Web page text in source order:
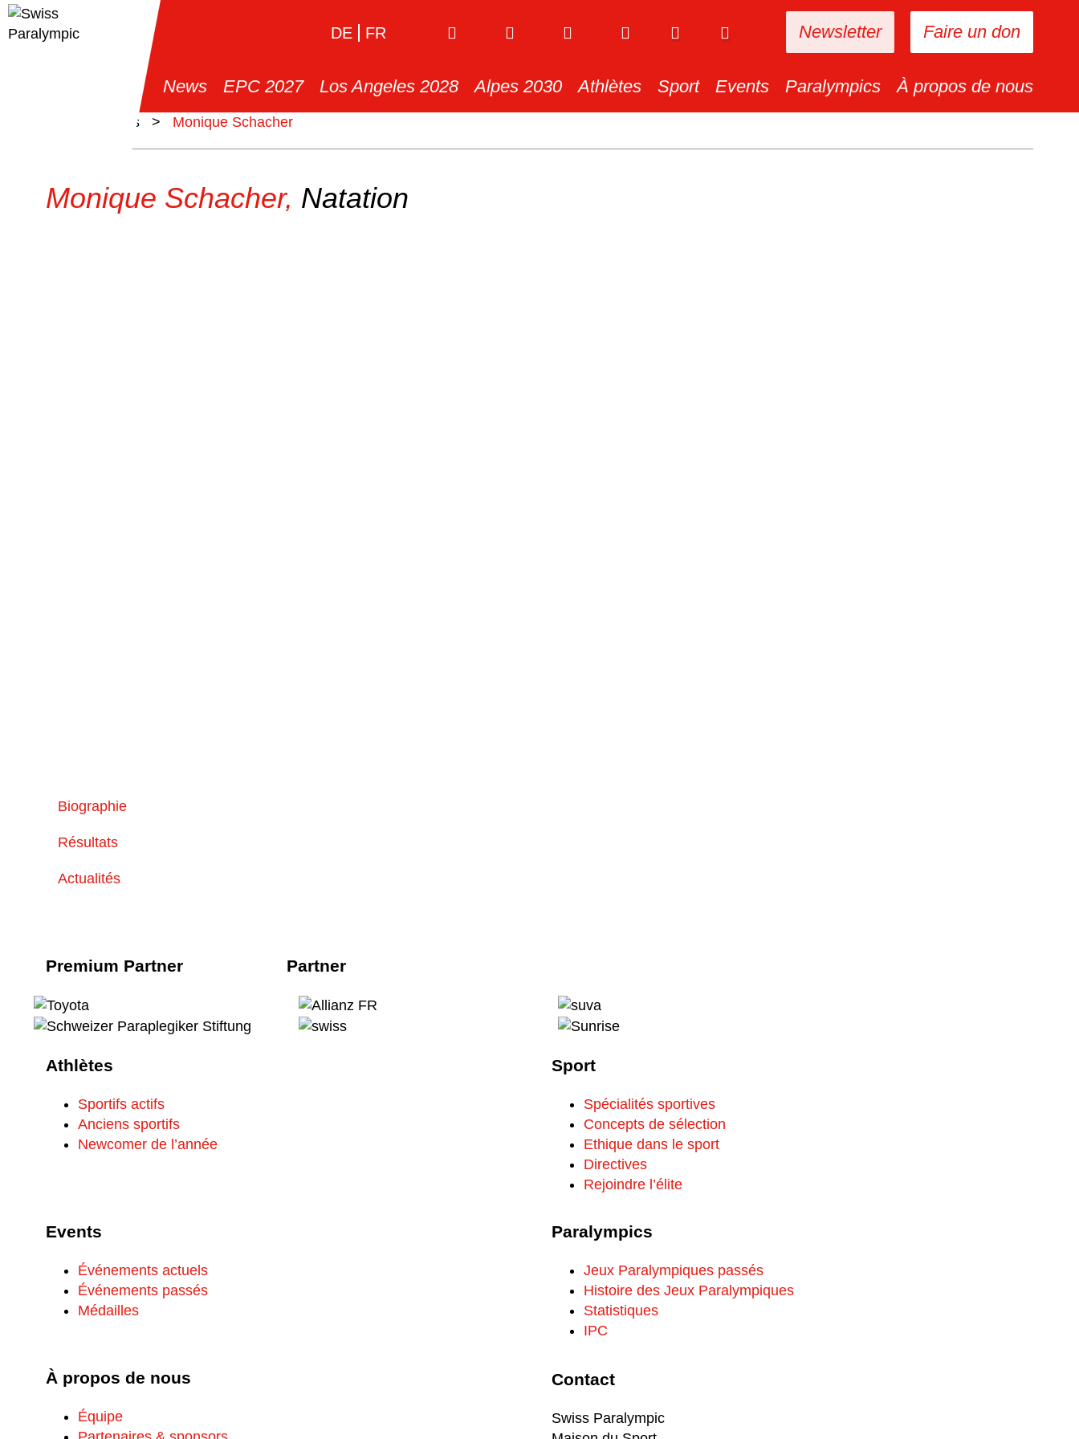
Faire un don
Newsletter
DE FR
News EPC 2027 Los Angeles 2028 Alpes 2030 Athlètes Sport Events Paralympics À propos de nous
Athlètes > Monique Schacher
Monique Schacher, Natation
Biographie
Résultats
Actualités
Premium Partner Partner
Athlètes
Sportifs actifs
Anciens sportifs
Newcomer de l’année
Sport
Spécialités sportives
Concepts de sélection
Ethique dans le sport
Directives
Rejoindre l’élite
Events
Événements actuels
Événements passés
Médailles
Paralympics
Jeux Paralympiques passés
Histoire des Jeux Paralympiques
Statistiques
IPC
À propos de nous
Équipe
Contact
Swiss Paralympic